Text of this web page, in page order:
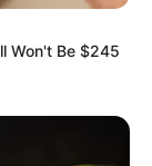
Won't Be $245